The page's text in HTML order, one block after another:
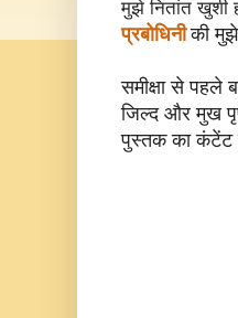
मुझे नितांत खुशी
प्रबोधिनी की
समीक्षा से पहले
जिल्द और मुख
पुस्तक का कंटेंट